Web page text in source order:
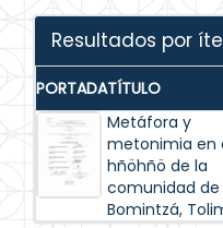
Resultados por
PORTADATÍTULO
Metáfora y
metonimia en
hñöhñö de la
comunidad de
Bomintzá,